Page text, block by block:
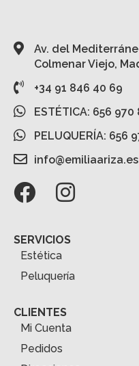
Av. del
Colmenar Viejo,
+34 91 846 40 69
ESTÉTICA: 656 970
PELUQUERÍA: 656
info@emiliaariza.es
SERVICIOS
Estética
Peluquería
CLIENTES
Mi Cuenta
Pedidos